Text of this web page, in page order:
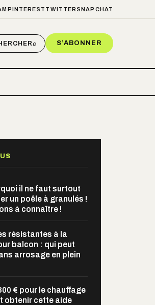
PINTEREST TWITTER SNAPCHAT
⌕ S’ABONNER
il ne faut surtout
un poêle à granulés !
à connaître !
résistantes à la
balcon : qui peut
arrosage en plein
€ pour le chauffage
obtenir cette aide